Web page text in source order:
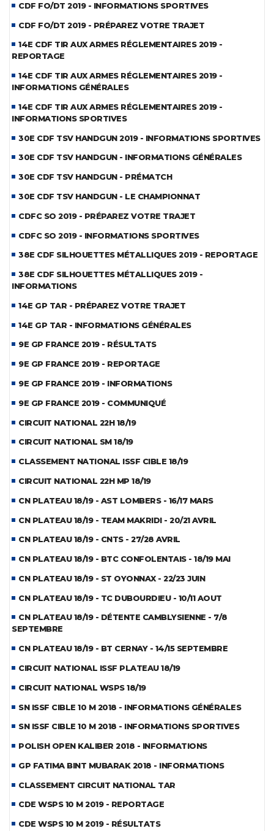
CDF FO/DT 2019 - INFORMATIONS SPORTIVES
CDF FO/DT 2019 - PRÉPAREZ VOTRE TRAJET
14E CDF TIR AUX ARMES RÉGLEMENTAIRES 2019 -
REPORTAGE
14E CDF TIR AUX ARMES RÉGLEMENTAIRES 2019 -
INFORMATIONS GÉNÉRALES
14E CDF TIR AUX ARMES RÉGLEMENTAIRES 2019 -
INFORMATIONS SPORTIVES
30E CDF TSV HANDGUN 2019 - INFORMATIONS SPORTIVES
30E CDF TSV HANDGUN - INFORMATIONS GÉNÉRALES
30E CDF TSV HANDGUN - PRÉMATCH
30E CDF TSV HANDGUN - LE CHAMPIONNAT
CDFC SO 2019 - PRÉPAREZ VOTRE TRAJET
CDFC SO 2019 - INFORMATIONS SPORTIVES
38E CDF SILHOUETTES MÉTALLIQUES 2019 - REPORTAGE
38E CDF SILHOUETTES MÉTALLIQUES 2019 -
INFORMATIONS
14E GP TAR - PRÉPAREZ VOTRE TRAJET
14E GP TAR - INFORMATIONS GÉNÉRALES
9E GP FRANCE 2019 - RÉSULTATS
9E GP FRANCE 2019 - REPORTAGE
9E GP FRANCE 2019 - INFORMATIONS
9E GP FRANCE 2019 - COMMUNIQUÉ
CIRCUIT NATIONAL 22H 18/19
CIRCUIT NATIONAL SM 18/19
CLASSEMENT NATIONAL ISSF CIBLE 18/19
CIRCUIT NATIONAL 22H MP 18/19
CN PLATEAU 18/19 - AST LOMBERS - 16/17 MARS
CN PLATEAU 18/19 - TEAM MAKRIDI - 20/21 AVRIL
CN PLATEAU 18/19 - CNTS - 27/28 AVRIL
CN PLATEAU 18/19 - BTC CONFOLENTAIS - 18/19 MAI
CN PLATEAU 18/19 - ST OYONNAX - 22/23 JUIN
CN PLATEAU 18/19 - TC DUBOURDIEU - 10/11 AOUT
CN PLATEAU 18/19 - DÉTENTE CAMBLYSIENNE - 7/8
SEPTEMBRE
CN PLATEAU 18/19 - BT CERNAY - 14/15 SEPTEMBRE
CIRCUIT NATIONAL ISSF PLATEAU 18/19
CIRCUIT NATIONAL WSPS 18/19
SN ISSF CIBLE 10 M 2018 - INFORMATIONS GÉNÉRALES
SN ISSF CIBLE 10 M 2018 - INFORMATIONS SPORTIVES
POLISH OPEN KALIBER 2018 - INFORMATIONS
GP FATIMA BINT MUBARAK 2018 - INFORMATIONS
CLASSEMENT CIRCUIT NATIONAL TAR
CDE WSPS 10 M 2019 - REPORTAGE
CDE WSPS 10 M 2019 - RÉSULTATS